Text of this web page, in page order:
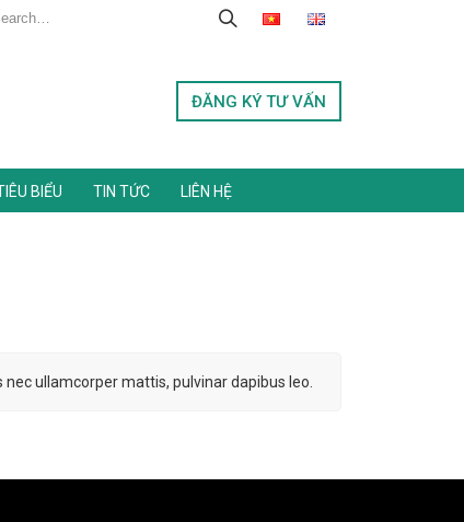
ĐĂNG KÝ TƯ VẤN
BIỂU TIN TỨC LIÊN HỆ
ullamcorper mattis, pulvinar dapibus leo.